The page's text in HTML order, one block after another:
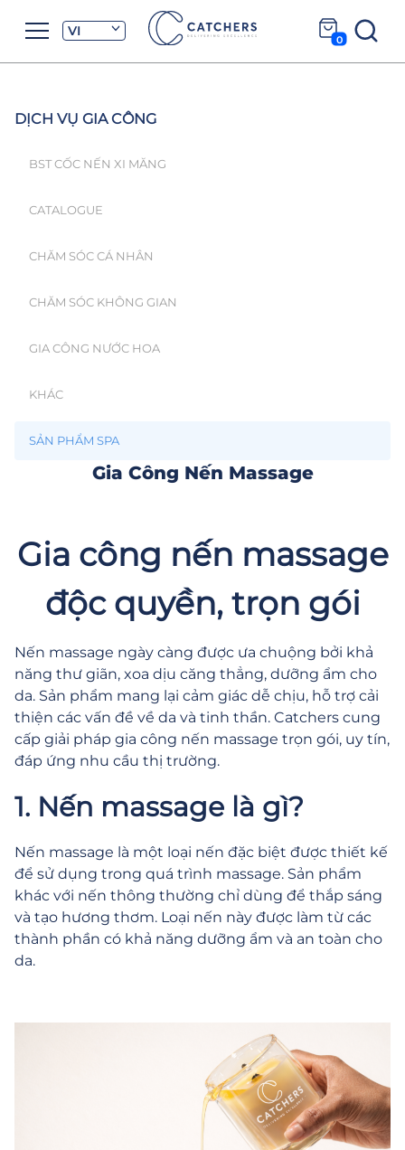
VI 0
DỊCH VỤ GIA CÔNG
BST CỐC NẾN XI MĂNG
CATALOGUE
CHĂM SÓC CÁ NHÂN
CHĂM SÓC KHÔNG GIAN
GIA CÔNG NƯỚC HOA
KHÁC
SẢN PHẨM SPA
Gia Công Nến Massage
Gia công nến massage
độc quyền, trọn gói
Nến massage ngày càng được ưa chuộng bởi khả
năng thư giãn, xoa dịu căng thẳng, dưỡng ẩm cho
da. Sản phẩm mang lại cảm giác dễ chịu, hỗ trợ cải
thiện các vấn đề về da và tinh thần. Catchers cung
cấp giải pháp gia công nến massage trọn gói, uy tín,
đáp ứng nhu cầu thị trường.
1. Nến massage là gì?
Nến massage là một loại nến đặc biệt được thiết kế
để sử dụng trong quá trình massage. Sản phẩm
khác với nến thông thường chỉ dùng để thắp sáng
và tạo hương thơm. Loại nến này được làm từ các
thành phần có khả năng dưỡng ẩm và an toàn cho
da.